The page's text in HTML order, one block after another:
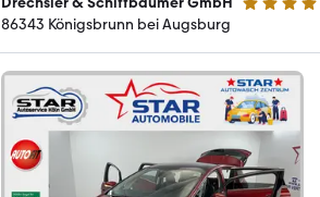
4.9 Sterne
86343 Königsbrunn bei Augsburg